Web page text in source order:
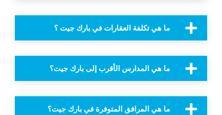
ما هي تكلفة العقارات في بارك جيت ؟
ما هي المدارس الأقرب إلى بارك جيت؟
ما هي المرافق المتوفرة في بارك جيت؟